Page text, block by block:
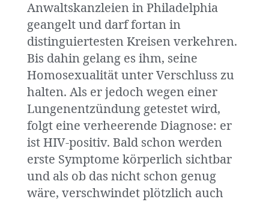
Anwaltskanzleien in Philadelphia
geangelt und darf fortan in
distinguiertesten Kreisen verkehren.
Bis dahin gelang es ihm, seine
Homosexualität unter Verschluss zu
halten. Als er jedoch wegen einer
Lungenentzündung getestet wird,
folgt eine verheerende Diagnose: er
ist HIV-positiv. Bald schon werden
erste Symptome körperlich sichtbar
und als ob das nicht schon genug
wäre, verschwindet plötzlich auch